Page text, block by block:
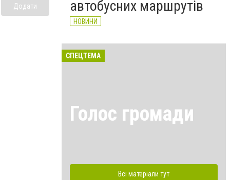
Додати автобусних маршрутів
НОВИНИ
СПЕЦТЕМА
Голос громади
Всі матеріали тут